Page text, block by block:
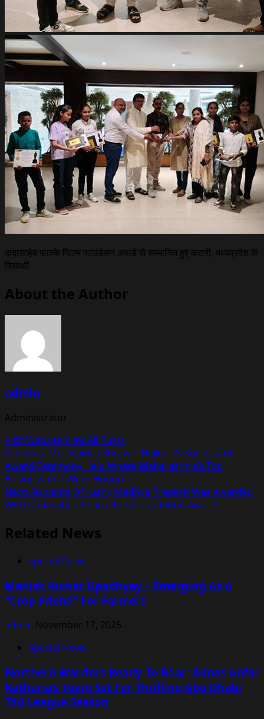
दादासाहेब फाल्के फिल्म फाउंडेशन अवार्ड से सम्मानित हुए कटनी, मध्यप्रदेश के
विद्यार्थी
About the Author
admin
Administrator
Visit WebsiteView All Posts
Post
navigation
Previous: Mr. Devidas Shravan Naikare’s Successful
Award Ceremony Held Where Maharashtra’s Top
Businessmen Were Honored
Next: Students Of Katni, Madhya Pradesh Was Awarded
With Dadasaheb Phalke Film Foundation Award
Related News
Special News
Manish Kumar Upadhyay – Emerging As A
“Crop Friend” For Farmers
admin November 17, 2025
Special News
Northern Warriors Ready To Roar: Almas Anfar
Kathuria’s Team Set For Thrilling Abu Dhabi
T10 League Season